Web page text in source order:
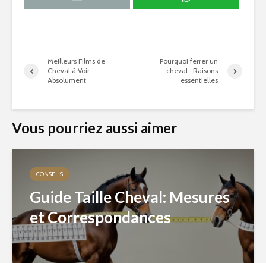
Meilleurs Films de
Cheval à Voir
Absolument
Pourquoi ferrer un
cheval : Raisons
essentielles
Vous pourriez aussi aimer
CONSEILS
Guide Taille Cheval: Mesures
et Correspondances